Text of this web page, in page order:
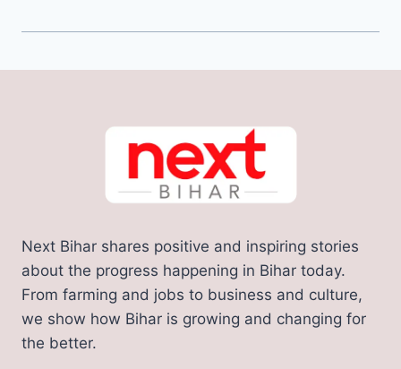
Next Bihar shares positive and inspiring stories
about the progress happening in Bihar today.
From farming and jobs to business and culture,
we show how Bihar is growing and changing for
the better.